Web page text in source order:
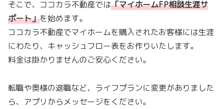
そこで、ココカラ不動産では「マイホームFP相談生涯サ
ポート」を始めます。
ココカラ不動産でマイホームを購入されたお客様には生涯
にわたり、キャッシュフロー表をお作りいたします。
料金は掛かりませんのご安心ください。
転職や奥様の退職など、ライフプランに変更がありました
ら、アプリからメッセージをください。